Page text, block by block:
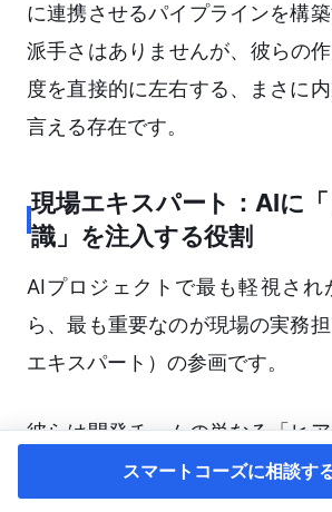
に連携させるパイプラインを構築
派手さはありませんが、彼らの
度を直接的に左右する、まさに
言える存在です。
現場エキスパート：AIに
識」を注入する役割
AIプロジェクトで最も軽視され
ら、最も重要なのが現場の実務
エキスパート）の参画です。
彼らは開発チームの単なる「ヒ
はありません。AIの出力結果を
スマートコーズに相談す